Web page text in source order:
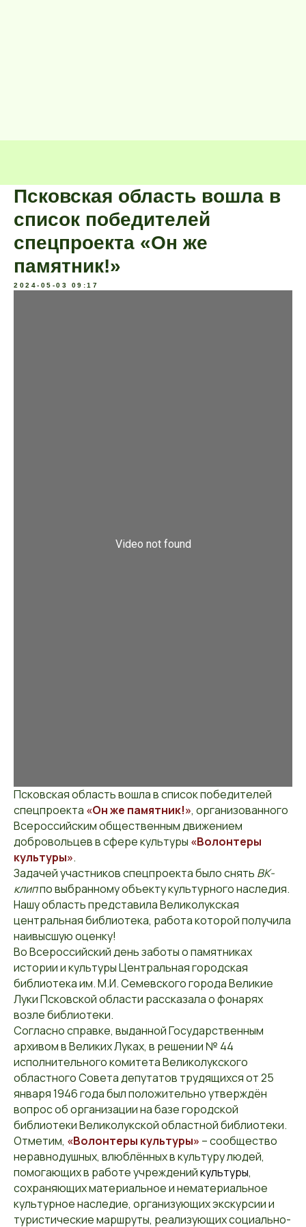
Псковская область вошла в
список победителей
спецпроекта «Он же
памятник!»
2024-05-03 09:17
Псковская область вошла в список победителей
спецпроекта «Он же памятник!», организованного
Всероссийским общественным движением
добровольцев в сфере культуры «Волонтеры
культуры».
Задачей участников спецпроекта было снять ВК-
клиппо выбранному объекту культурного наследия.
Нашу область представила Великолукская
центральная библиотека, работа которой получила
наивысшую оценку!
Во Всероссийский день заботы о памятниках
истории и культуры Центральная городская
библиотека им. М.И. Семевского города Великие
Луки Псковской области рассказала о фонарях
возле библиотеки.
Согласно справке, выданной Государственным
архивом в Великих Луках, в решении № 44
исполнительного комитета Великолукского
областного Совета депутатов трудящихся от 25
января 1946 года был положительно утверждён
вопрос об организации на базе городской
библиотеки Великолукской областной библиотеки.
Отметим, «Волонтеры культуры» – сообщество
неравнодушных, влюблённых в культуру людей,
помогающих в работе учрежденийкультуры,
сохраняющих материальное и нематериальное
культурное наследие, организующих экскурсии и
туристические маршруты, реализующих социально-